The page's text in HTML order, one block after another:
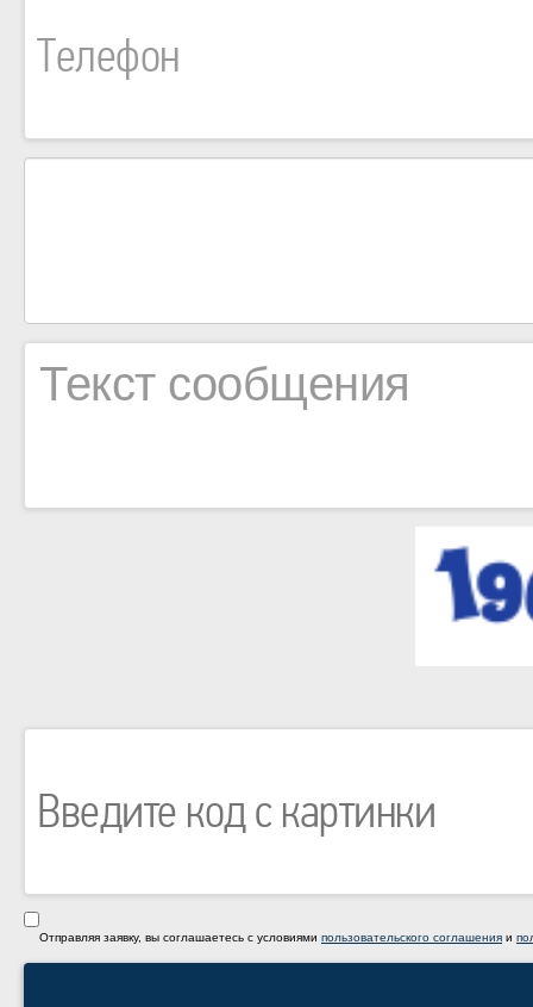
Отправляя заявку, вы соглашаетесь с условиями пользовательского соглашения и